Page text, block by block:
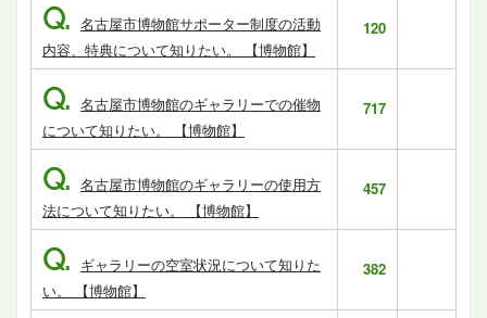
Q. 名古屋市博物館サポーター制度の活動
内容、特典について知りたい。 【博物館】
120
Q. 名古屋市博物館のギャラリーでの催物
について知りたい。 【博物館】
717
Q. 名古屋市博物館のギャラリーの使用方
法について知りたい。 【博物館】
457
Q. ギャラリーの空室状況について知りた
い。 【博物館】
382